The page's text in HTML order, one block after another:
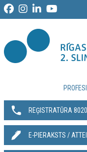
REĢISTRATŪRA
E-PIERAKSTS /